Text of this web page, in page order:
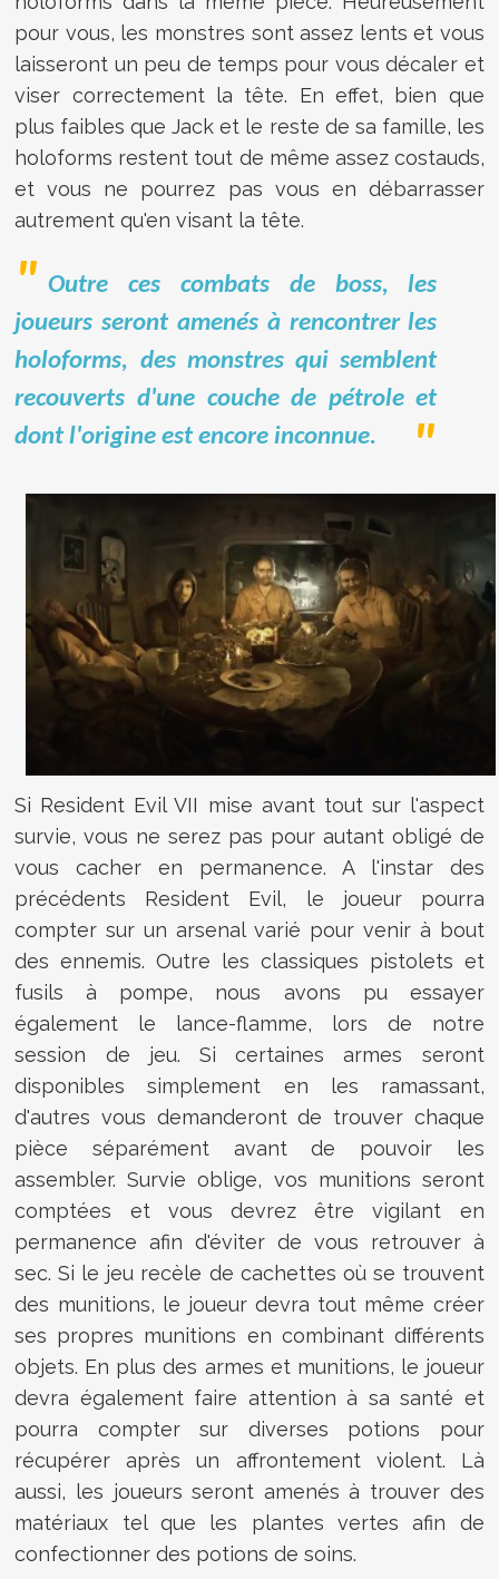
pour vous, les monstres sont assez lents et vous
laisseront un peu de temps pour vous décaler et
viser correctement la tête. En effet, bien que
plus faibles que Jack et le reste de sa famille, les
holoforms restent tout de même assez costauds,
et vous ne pourrez pas vous en débarrasser
autrement qu'en visant la tête.
Outre ces combats de boss, les
joueurs seront amenés à rencontrer les
holoforms, des monstres qui semblent
recouverts d'une couche de pétrole et
dont l'origine est encore inconnue.
Si Resident Evil VII mise avant tout sur l'aspect
survie, vous ne serez pas pour autant obligé de
vous cacher en permanence. A l'instar des
précédents Resident Evil, le joueur pourra
compter sur un arsenal varié pour venir à bout
des ennemis. Outre les classiques pistolets et
fusils à pompe, nous avons pu essayer
également le lance-flamme, lors de notre
session de jeu. Si certaines armes seront
disponibles simplement en les ramassant,
d'autres vous demanderont de trouver chaque
pièce séparément avant de pouvoir les
assembler. Survie oblige, vos munitions seront
comptées et vous devrez être vigilant en
permanence afin d'éviter de vous retrouver à
sec. Si le jeu recèle de cachettes où se trouvent
des munitions, le joueur devra tout même créer
ses propres munitions en combinant différents
objets. En plus des armes et munitions, le joueur
devra également faire attention à sa santé et
pourra compter sur diverses potions pour
récupérer après un affrontement violent. Là
aussi, les joueurs seront amenés à trouver des
matériaux tel que les plantes vertes afin de
confectionner des potions de soins.